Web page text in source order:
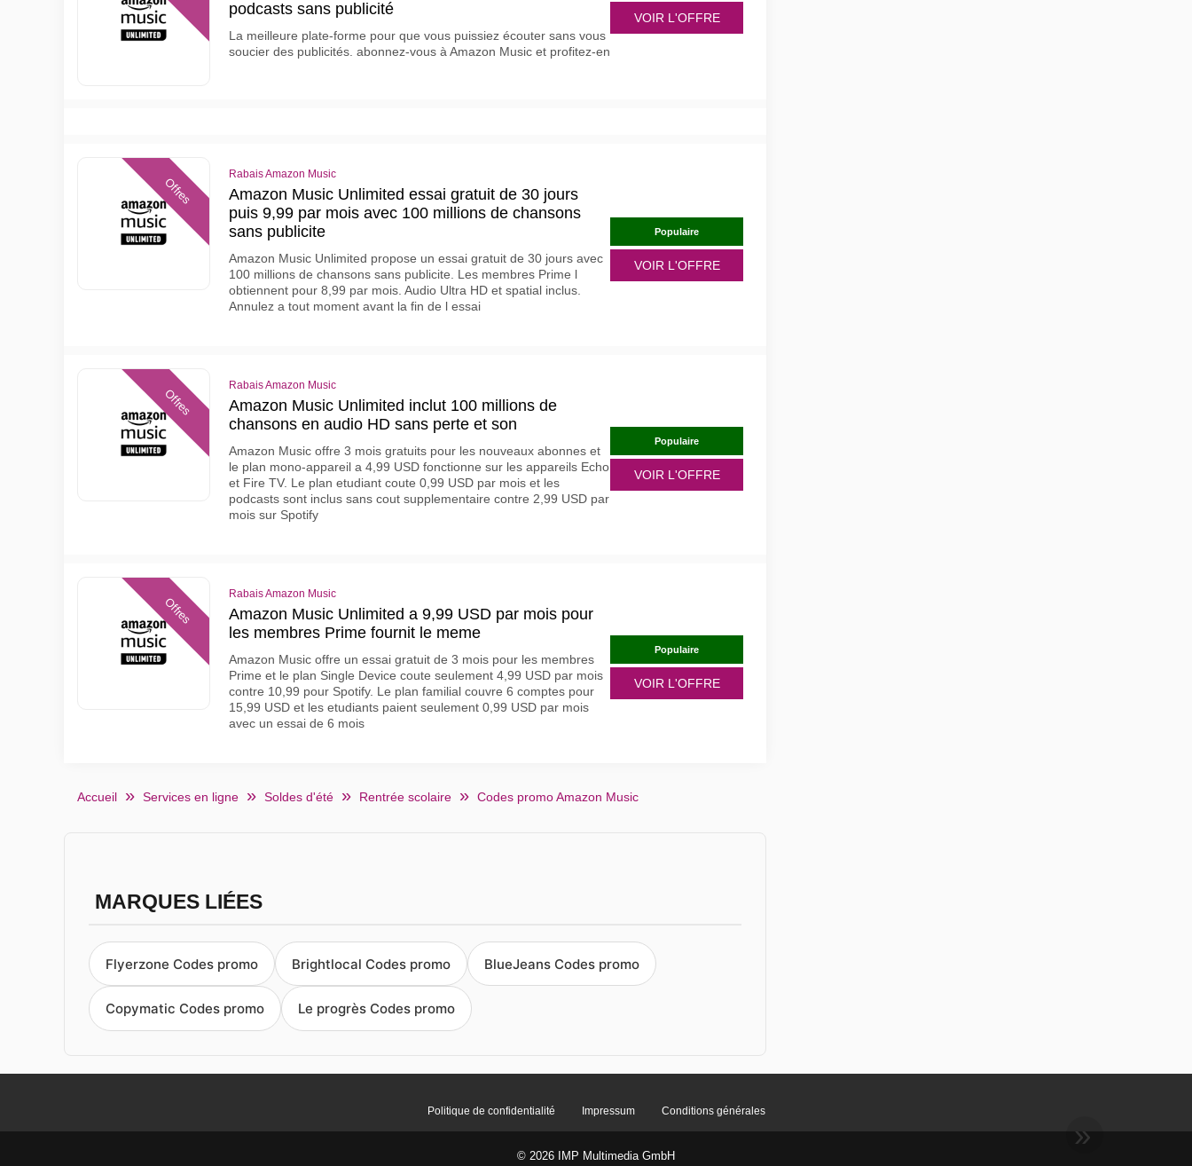
podcasts sans publicité
La meilleure plate-forme pour que vous puissiez écouter sans vous
soucier des publicités. abonnez-vous à Amazon Music et profitez-en
VOIR L'OFFRE
Offres
Rabais Amazon Music
Amazon Music Unlimited essai gratuit de 30 jours
puis 9,99 par mois avec 100 millions de chansons
sans publicite
Amazon Music Unlimited propose un essai gratuit de 30 jours avec
100 millions de chansons sans publicite. Les membres Prime l
obtiennent pour 8,99 par mois. Audio Ultra HD et spatial inclus.
Annulez a tout moment avant la fin de l essai
Populaire
VOIR L'OFFRE
Offres
Rabais Amazon Music
Amazon Music Unlimited inclut 100 millions de
chansons en audio HD sans perte et son
Amazon Music offre 3 mois gratuits pour les nouveaux abonnes et
le plan mono-appareil a 4,99 USD fonctionne sur les appareils Echo
et Fire TV. Le plan etudiant coute 0,99 USD par mois et les
podcasts sont inclus sans cout supplementaire contre 2,99 USD par
mois sur Spotify
Populaire
VOIR L'OFFRE
Offres
Rabais Amazon Music
Amazon Music Unlimited a 9,99 USD par mois pour
les membres Prime fournit le meme
Amazon Music offre un essai gratuit de 3 mois pour les membres
Prime et le plan Single Device coute seulement 4,99 USD par mois
contre 10,99 pour Spotify. Le plan familial couvre 6 comptes pour
15,99 USD et les etudiants paient seulement 0,99 USD par mois
avec un essai de 6 mois
Populaire
VOIR L'OFFRE
Accueil Services en ligne Soldes d'été Rentrée scolaire Codes promo Amazon Music
MARQUES LIÉES
Flyerzone Codes promo Brightlocal Codes promo BlueJeans Codes promo
Copymatic Codes promo Le progrès Codes promo
Politique de confidentialité Impressum Conditions générales
© 2026 IMP Multimedia GmbH